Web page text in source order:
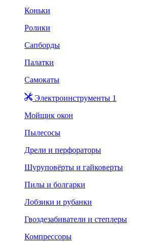
Коньки
Ролики
Сапборды
Палатки
Самокаты
Электроинструменты 1
Мойщик окон
Пылесосы
Дрели и перфораторы
Шуруповёрты и гайковерты
Пилы и болгарки
Лобзики и рубанки
Гвоздезабиватели и степлеры
Компрессоры